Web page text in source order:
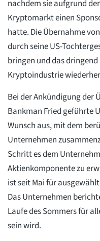
nachdem sie aufgrund
Kryptomarkt einen
hatte. Die Übernahme
durch seine US-
bringen und das
Kryptoindustrie
Bei der Ankündigung der
Bankman Fried geführte
Wunsch aus, mit dem
Unternehmen
Schritt es dem
Aktienkomponente zu
ist seit Mai für
Das Unternehmen
Laufe des Sommers für
sein wird.